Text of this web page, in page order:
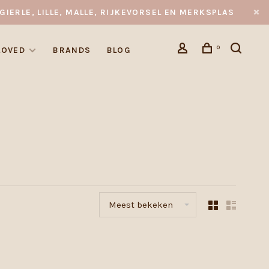
LILLE, MALLE, RIJKEVORSEL EN MERKSPLAS
BRANDS BLOG 0
Meest bekeken